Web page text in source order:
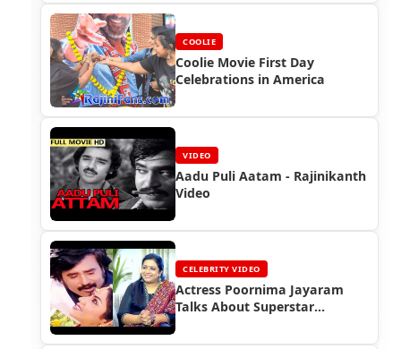
COOLIE
Coolie Movie First Day
Celebrations in America
VIDEO
Aadu Puli Aatam - Rajinikanth
Video
CELEBRITY VIDEO
Actress Poornima Jayaram
Talks About Superstar